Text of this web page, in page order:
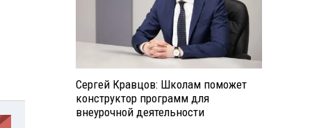
Сергей Кравцов: Школам поможет
конструктор программ для
внеурочной деятельности